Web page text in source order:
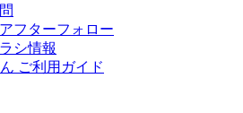
フターフォロー
シ情報
ご利用ガイド